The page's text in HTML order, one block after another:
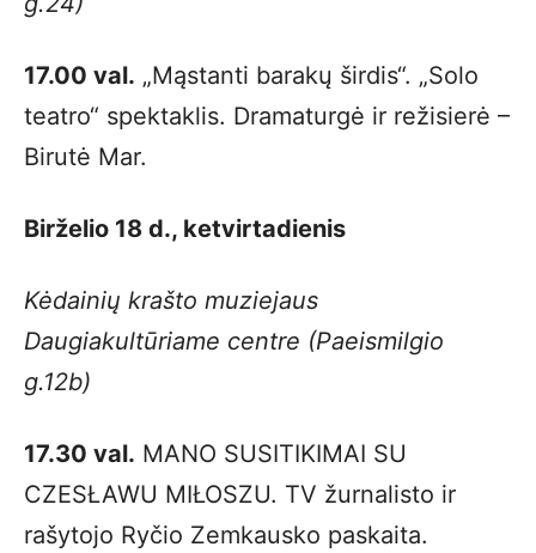
17.00 val. „Mąstanti barakų širdis“. „Solo
teatro“ spektaklis. Dramaturgė ir režisierė –
Birutė Mar.
Birželio 18 d., ketvirtadienis
Kėdainių krašto muziejaus
Daugiakultūriame centre (Paeismilgio
g.12b)
17.30 val. MANO SUSITIKIMAI SU
CZESŁAWU MIŁOSZU. TV žurnalisto ir
rašytojo Ryčio Zemkausko paskaita.